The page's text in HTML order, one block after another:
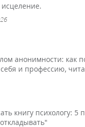
анонимности: как
и профессию,
книгу психологу: 5